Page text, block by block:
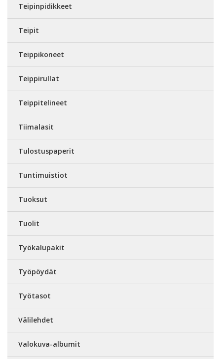
Teipinpidikkeet
Teipit
Teippikoneet
Teippirullat
Teippitelineet
Tiimalasit
Tulostuspaperit
Tuntimuistiot
Tuoksut
Tuolit
Työkalupakit
Työpöydät
Työtasot
Välilehdet
Valokuva-albumit